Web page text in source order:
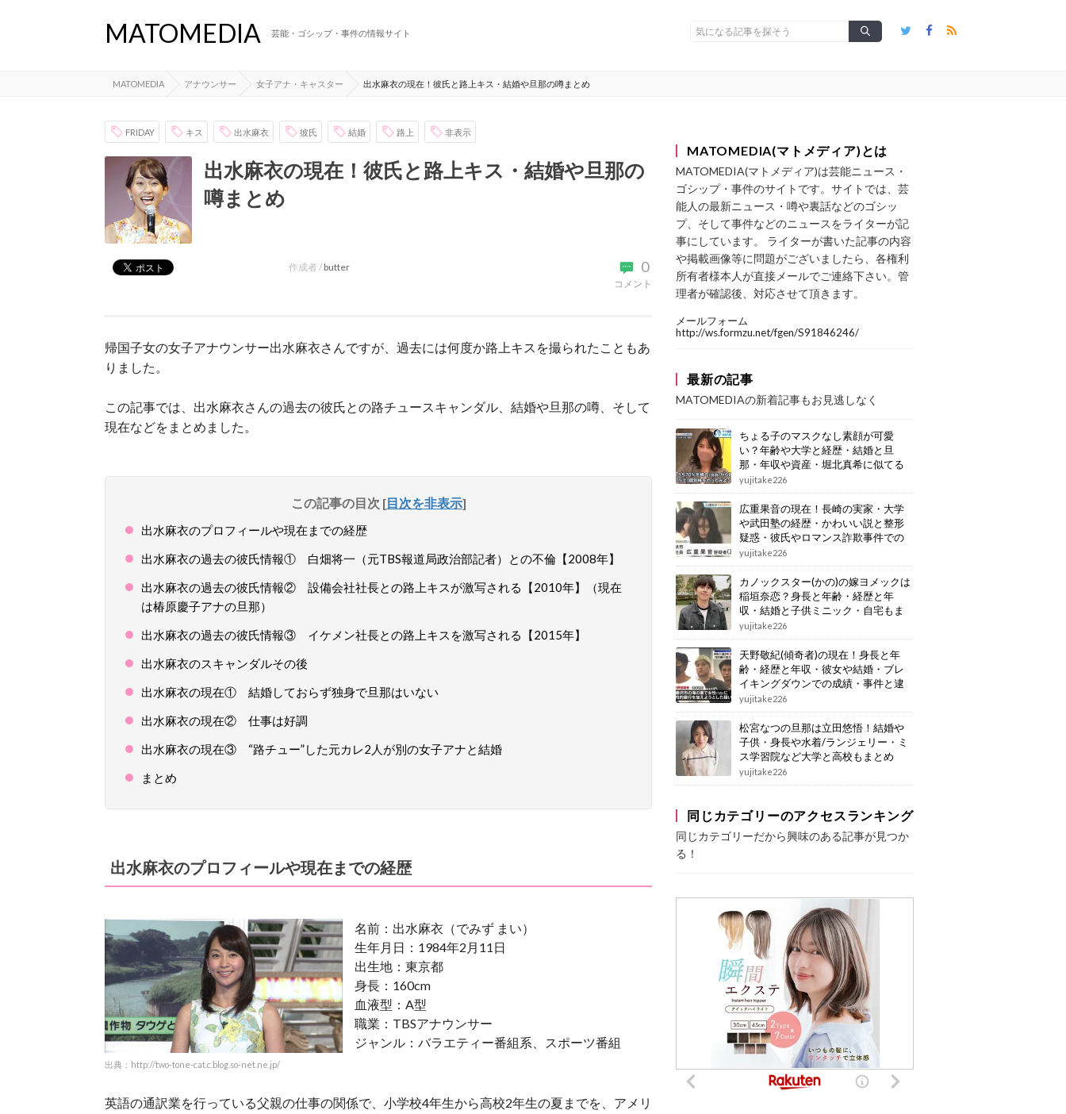
MATOMEDIA 芸能・ゴシップ・事件の情報サイト
MATOMEDIA アナウンサー 女子アナ・キャスター 出水麻衣の現在！彼氏と路上キス・結婚や旦那の噂まとめ
FRIDAY キス 出水麻衣 彼氏 結婚 路上 非表示
出水麻衣の現在！彼氏と路上キス・結婚や旦那の
噂まとめ
0
コメント
作成者 / butter
帰国子女の女子アナウンサー出水麻衣さんですが、過去には何度か路上キスを撮られたこともあ
りました。
この記事では、出水麻衣さんの過去の彼氏との路チュースキャンダル、結婚や旦那の噂、そして
現在などをまとめました。
この記事の目次 [目次を非表示]
出水麻衣のプロフィールや現在までの経歴
出水麻衣の過去の彼氏情報① 白畑将一（元TBS報道局政治部記者）との不倫【2008年】
出水麻衣の過去の彼氏情報② 設備会社社長との路上キスが激写される【2010年】（現在
は椿原慶子アナの旦那）
出水麻衣の過去の彼氏情報③ イケメン社長との路上キスを激写される【2015年】
出水麻衣のスキャンダルその後
出水麻衣の現在① 結婚しておらず独身で旦那はいない
出水麻衣の現在② 仕事は好調
出水麻衣の現在③ “路チュー”した元カレ2人が別の女子アナと結婚
まとめ
出水麻衣のプロフィールや現在までの経歴
出典：http://two-tone-cat.c.blog.so-net.ne.jp/
名前：出水麻衣（でみず まい）
生年月日：1984年2月11日
出生地：東京都
身長：160cm
血液型：A型
職業：TBSアナウンサー
ジャンル：バラエティー番組系、スポーツ番組
英語の通訳業を行っている父親の仕事の関係で、小学校4年生から高校2年生の夏までを、アメリ
MATOMEDIA(マトメディア)とは
MATOMEDIA(マトメディア)は芸能ニュース・
ゴシップ・事件のサイトです。サイトでは、芸
能人の最新ニュース・噂や裏話などのゴシッ
プ、そして事件などのニュースをライターが記
事にしています。 ライターが書いた記事の内容
や掲載画像等に問題がございましたら、各権利
所有者様本人が直接メールでご連絡下さい。管
理者が確認後、対応させて頂きます。
メールフォーム
http://ws.formzu.net/fgen/S91846246/
最新の記事
MATOMEDIAの新着記事もお見逃しなく
ちょる子のマスクなし素顔が可愛
い？年齢や大学と経歴・結婚と旦
那・年収や資産・堀北真希に似てる
画像もまとめ
yujitake226
広重果音の現在！長崎の実家・大学
や武田塾の経歴・かわいい説と整形
疑惑・彼氏やロマンス詐欺事件での
逮捕もまとめ
yujitake226
カノックスター(かの)の嫁ヨメックは
稲垣奈恋？身長と年齢・経歴と年
収・結婚と子供ミニック・自宅もま
とめ
yujitake226
天野敬紀(傾奇者)の現在！身長と年
齢・経歴と年収・彼女や結婚・ブレ
イキングダウンでの成績・事件と逮
捕もまとめ
yujitake226
松宮なつの旦那は立田悠悟！結婚や
子供・身長や水着/ランジェリー・ミ
ス学習院など大学と高校もまとめ
yujitake226
同じカテゴリーのアクセスランキング
同じカテゴリーだから興味のある記事が見つか
る！